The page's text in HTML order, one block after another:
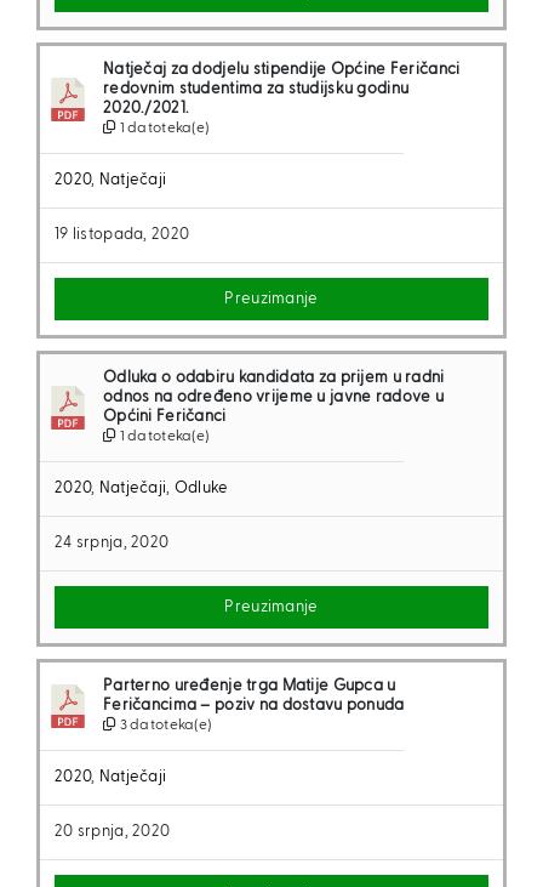
Natječaj za dodjelu stipendije Općine Feričanci
redovnim studentima za studijsku godinu
2020./2021.
1 datoteka(e)
2020, Natječaji
19 listopada, 2020
Preuzimanje
Odluka o odabiru kandidata za prijem u radni
odnos na određeno vrijeme u javne radove u
Općini Feričanci
1 datoteka(e)
2020, Natječaji, Odluke
24 srpnja, 2020
Preuzimanje
Parterno uređenje trga Matije Gupca u
Feričancima – poziv na dostavu ponuda
3 datoteka(e)
2020, Natječaji
20 srpnja, 2020